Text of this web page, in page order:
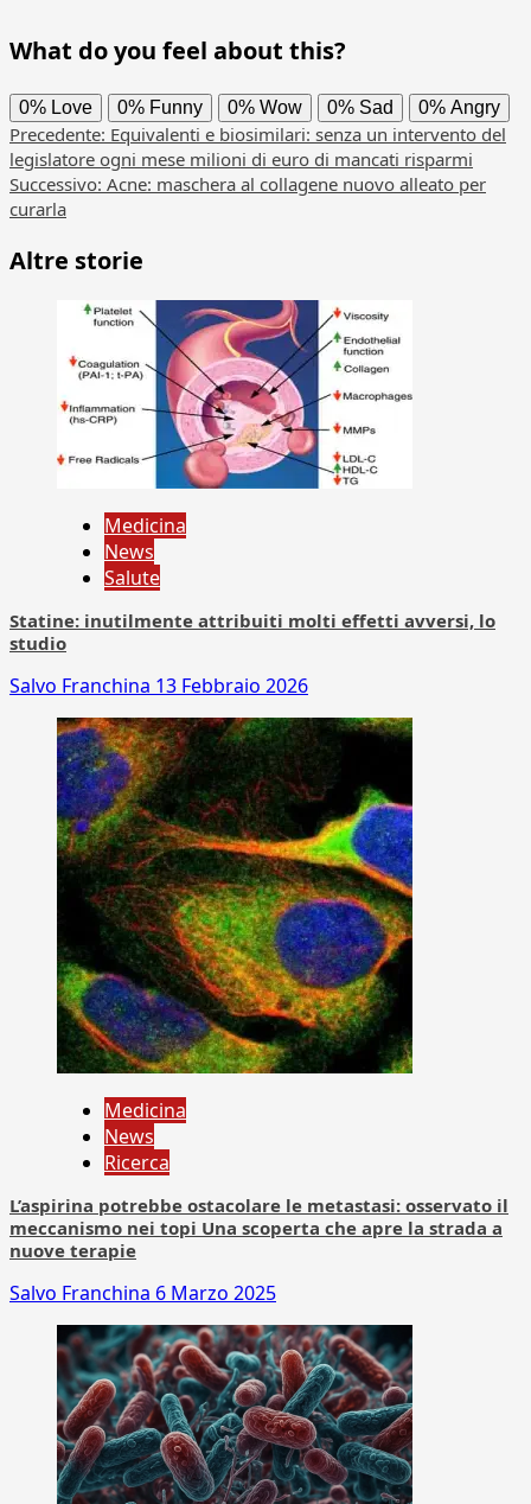
What do you feel about this?
0% Love 0% Funny 0% Wow 0% Sad 0% Angry
Navigazione
articolo
Precedente: Equivalenti e biosimilari: senza un intervento del
legislatore ogni mese milioni di euro di mancati risparmi
Successivo: Acne: maschera al collagene nuovo alleato per
curarla
Altre storie
Medicina
News
Salute
Statine: inutilmente attribuiti molti effetti avversi, lo
studio
Salvo Franchina 13 Febbraio 2026
Medicina
News
Ricerca
L’aspirina potrebbe ostacolare le metastasi: osservato il
meccanismo nei topi Una scoperta che apre la strada a
nuove terapie
Salvo Franchina 6 Marzo 2025